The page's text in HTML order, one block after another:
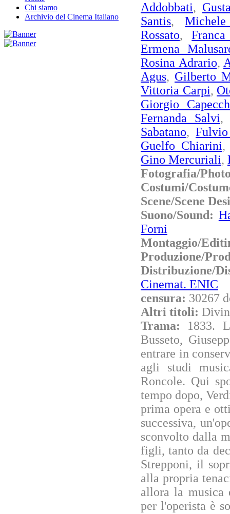
Chi siamo
Archivio del Cinema Italiano
Addobbati,
Santis,
Rossato,
Ermena
Rosina Adrario,
Agus, Gilberto
Vittoria Carpi,
Giorgio
Fernanda Salvi,
Sabatano,
Guelfo Chiarini
Gino Mercuriali,
Fotografia/
Costumi/
Scene/Scene
Suono/Sound:
Forni
Montaggio/
Produzione/
Distribuzione/
Cinemat. ENIC
censura: 30267
Altri titoli:
Trama: 1833.
Busseto,
entrare in
agli studi
Roncole. Qui
tempo dopo,
prima opera e
successiva,
sconvolto dalla
figli, tanto da
Strepponi, il
alla propria
allora la musica
per l'operista è